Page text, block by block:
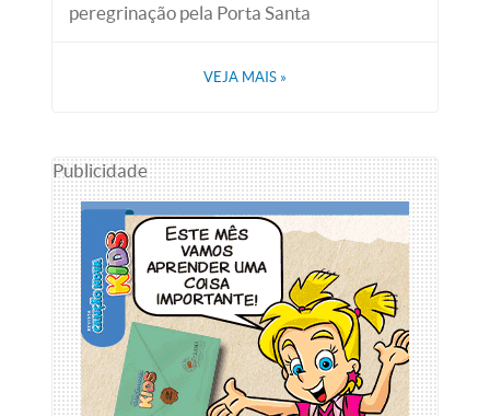
peregrinação pela Porta Santa
VEJA MAIS »
Publicidade